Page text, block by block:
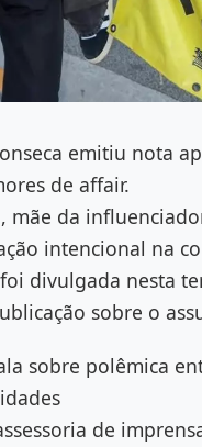
emitiu nota
de affair.
mãe da
intencional na
foi divulgada nesta
sobre o
sobre polêmica
de